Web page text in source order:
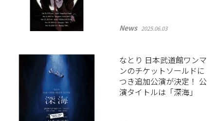
News 2025.06.03
なとり 日本武道館ワンマ
ンのチケットソールドに
つき追加公演が決定！ 公
演タイトルは「深海」